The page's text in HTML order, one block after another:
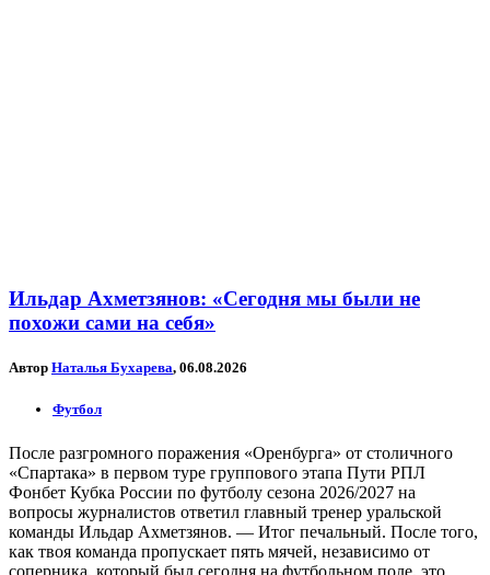
Ильдар Ахметзянов: «Сегодня мы были не
похожи сами на себя»
Автор Наталья Бухарева, 06.08.2026
Футбол
После разгромного поражения «Оренбурга» от столичного
«Спартака» в первом туре группового этапа Пути РПЛ
Фонбет Кубка России по футболу сезона 2026/2027 на
вопросы журналистов ответил главный тренер уральской
команды Ильдар Ахметзянов. — Итог печальный. После того,
как твоя команда пропускает пять мячей, независимо от
соперника, который был сегодня на футбольном поле, это